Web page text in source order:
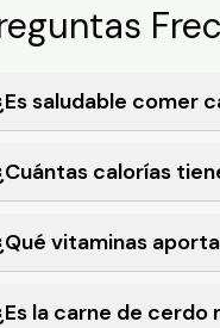
saludable comer
calorías
vitaminas
la carne de cerdo